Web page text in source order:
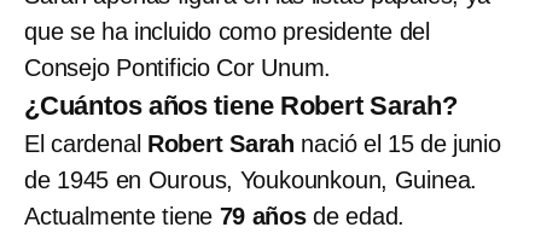
que se ha incluido como presidente del
Consejo Pontificio Cor Unum.
¿Cuántos años tiene Robert Sarah?
El cardenal Robert Sarah nació el 15 de junio
de 1945 en Ourous, Youkounkoun, Guinea.
Actualmente tiene 79 añosde edad.